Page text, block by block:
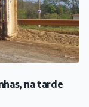
na tarde